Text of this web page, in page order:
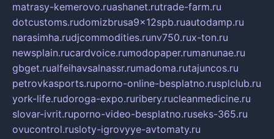
matrasy-kemerovo.ruashanet.rutrade-farm.ru
dotcustoms.rudomizbrusa9x12spb.ruautodamp.ru
narasimha.rudjcommodities.runv750.rux-ton.ru
newsplain.rucardvoice.rumodopaper.rumanunae.ru
gbget.rualfeihavsalnassr.rumadoma.rutajuncos.ru
petrovkasports.ruporno-online-besplatno.rusplclub.ru
york-life.rudoroga-expo.ruribery.rucleanmedicine.ru
slovar-ivrit.ruporno-video-besplatno.ruseks-365.ru
ovucontrol.rusloty-igrovyye-avtomaty.ru